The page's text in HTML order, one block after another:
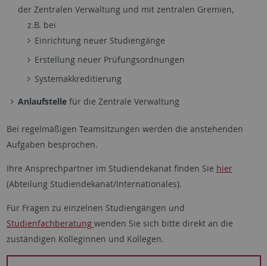
der Zentralen Verwaltung und mit zentralen Gremien,
z.B. bei
Einrichtung neuer Studiengänge
Erstellung neuer Prüfungsordnungen
Systemakkreditierung
Anlaufstellefür die Zentrale Verwaltung
Bei regelmäßigen Teamsitzungen werden die anstehenden
Aufgaben besprochen.
Ihre Ansprechpartner im Studiendekanat finden Sie hier
(Abteilung Studiendekanat/Internationales).
Für Fragen zu einzelnen Studiengängen und
Studienfachberatung wenden Sie sich bitte direkt an die
zuständigen Kolleginnen und Kollegen.